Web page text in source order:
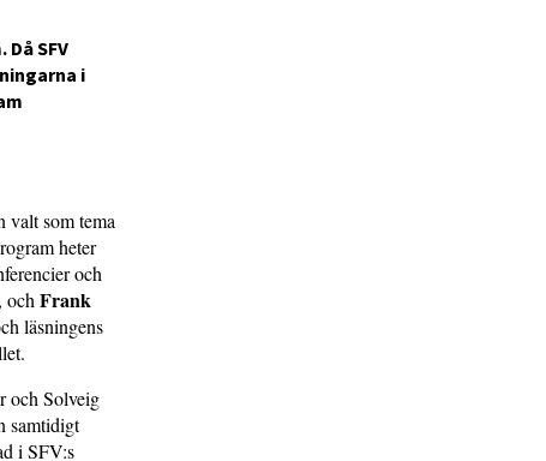
SFV
i
valt som tema
heter
och
och Frank
läsningens
och Solveig
samtidigt
i SFV:s